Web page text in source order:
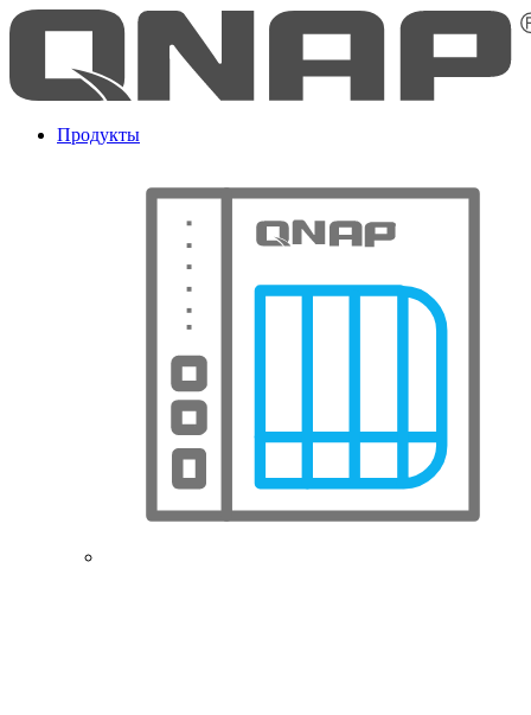
Продукты